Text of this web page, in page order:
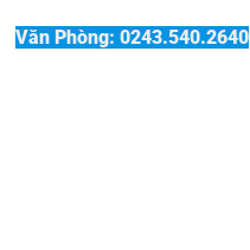
Văn Phòng: 0243.540.2640